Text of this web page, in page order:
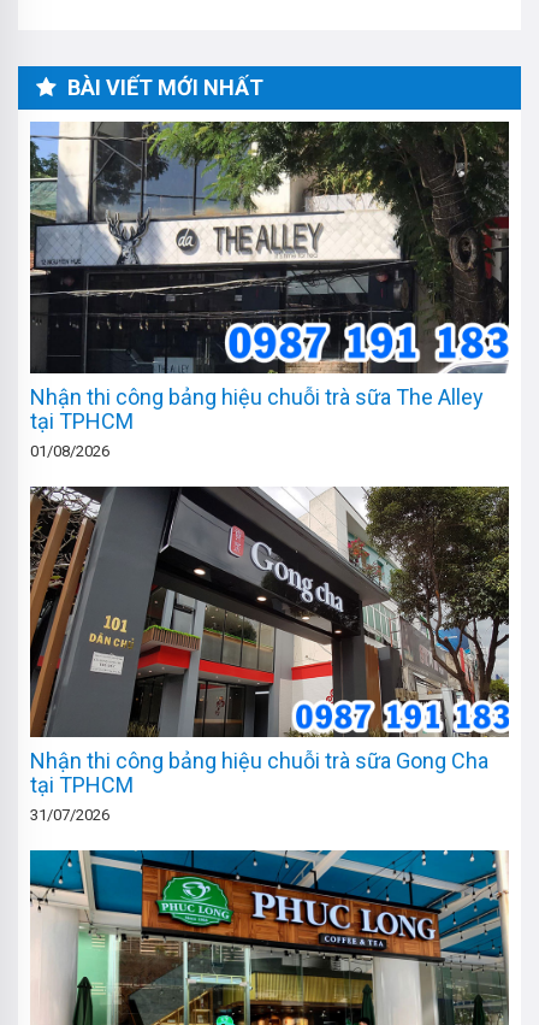
BÀI VIẾT MỚI NHẤT
Nhận thi công bảng hiệu chuỗi trà sữa The Alley
tại TPHCM
01/08/2026
Nhận thi công bảng hiệu chuỗi trà sữa Gong Cha
tại TPHCM
31/07/2026